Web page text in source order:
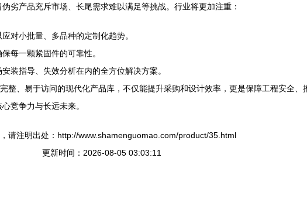
劣产品充斥市场、长尾需求难以满足等挑战。行业将更加注重：
对小批量、多品种的定制化趋势。
每一颗紧固件的可靠性。
装指导、失效分析在内的全方位解决方案。
整、易于访问的现代化产品库，不仅能提升采购和设计效率，更是保障工程安全
竞争力与长远未来。
请注明出处：http://www.shamenguomao.com/product/35.html
更新时间：2026-08-05 03:03:11